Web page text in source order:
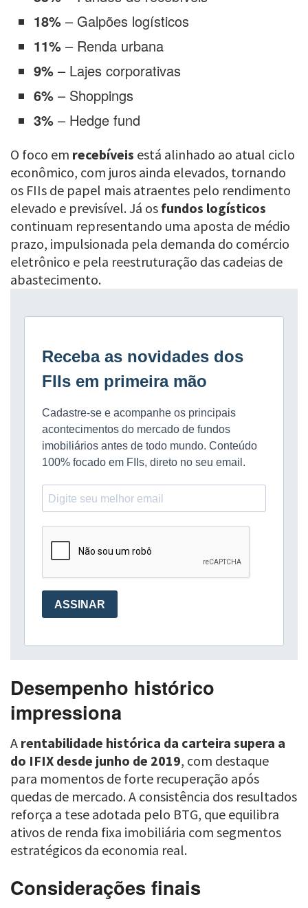
18% – Galpões logísticos
11% – Renda urbana
9% – Lajes corporativas
6% – Shoppings
3% – Hedge fund
O foco em recebíveis está alinhado ao atual ciclo
econômico, com juros ainda elevados, tornando
os FIIs de papel mais atraentes pelo rendimento
elevado e previsível. Já os fundos logísticos
continuam representando uma aposta de médio
prazo, impulsionada pela demanda do comércio
eletrônico e pela reestruturação das cadeias de
abastecimento.
Desempenho histórico
impressiona
A rentabilidade histórica da carteira supera a
do IFIX desde junho de 2019, com destaque
para momentos de forte recuperação após
quedas de mercado. A consistência dos resultados
reforça a tese adotada pelo BTG, que equilibra
ativos de renda fixa imobiliária com segmentos
estratégicos da economia real.
Considerações finais